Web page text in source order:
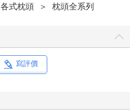
各式枕頭 ＞ 枕頭全系列
寫評價